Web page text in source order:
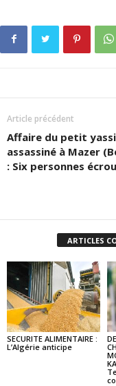
Article précédent
Affaire du petit
assassiné à Mazer
: Six personnes
ARTICLES
SECURITE ALIMENTAIRE :
L’Algérie anticipe